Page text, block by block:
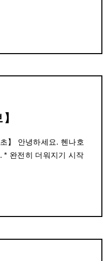
】 안녕하세요. 헨나호
* 완전히 더워지기 시작